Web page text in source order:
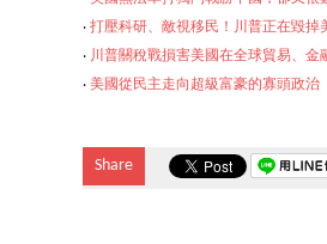
‧ 打壓科研、敵視移民！川普正在毀掉
‧ 川普關稅戰損害美國在全球貿易、金
‧ 美國從民主走向超級富豪的寡頭政治
Share